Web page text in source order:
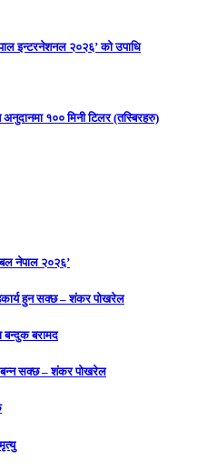
इन्टरनेशनल २०२६’ को उपाधि
१०० मिनी टिलर (तस्बिरहरु)
नेपाल २०२६’
हुन सक्छ – शंकर पोखरेल
बन्दुक बरामद
बन्न सक्छ – शंकर पोखरेल